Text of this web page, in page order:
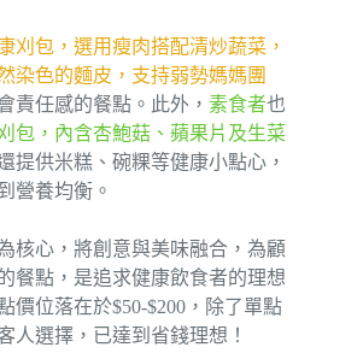
刈包，選用瘦肉搭配清炒蔬菜，
染色的麵皮，支持弱勢媽媽團
責任感的餐點。此外， 素食者也
包，內含杏鮑菇、蘋果片及生菜
提供米糕、碗粿等健康小點心，
營養均衡。
核心，將創意與美味融合，為顧
餐點，是追求健康飲食者的理想
價位落在於$50-$200，除了單點
人選擇，已達到省錢理想！